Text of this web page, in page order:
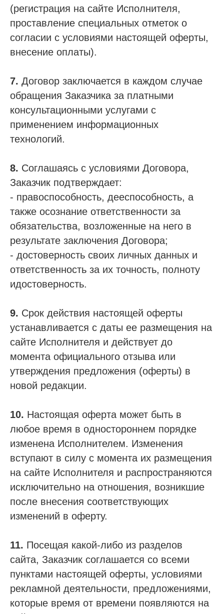
(регистрация на сайте Исполнителя,
проставление специальных отметок о
согласии с условиями настоящей оферты,
внесение оплаты).
7. Договор заключается в каждом случае
обращения Заказчика за платными
консультационными услугами с
применением информационных
технологий.
8. Соглашаясь с условиями Договора,
Заказчик подтверждает:
- правоспособность, дееспособность, а
также осознание ответственности за
обязательства, возложенные на него в
результате заключения Договора;
- достоверность своих личных данных и
ответственность за их точность, полноту
идостоверность.
9. Срок действия настоящей оферты
устанавливается с даты ее размещения на
сайте Исполнителя и действует до
момента официального отзыва или
утверждения предложения (оферты) в
новой редакции.
10. Настоящая оферта может быть в
любое время в одностороннем порядке
изменена Исполнителем. Изменения
вступают в силу с момента их размещения
на сайте Исполнителя и распространяются
исключительно на отношения, возникшие
после внесения соответствующих
изменений в оферту.
11. Посещая какой-либо из разделов
сайта, Заказчик соглашается со всеми
пунктами настоящей оферты, условиями
рекламной деятельности, предложениями,
которые время от времени появляются на